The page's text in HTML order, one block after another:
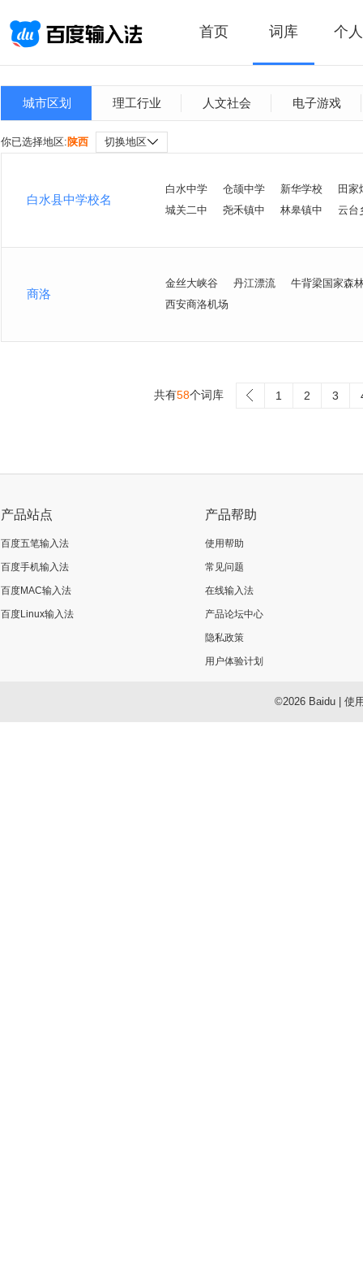
首页 词库 个
城市区划 理工行业 人文社会 电子游戏
你已选择地区: 陕西 切换地区
白水县中学校名
白水中学 仓颉中学 新华学校
田家
城关二中
尧禾镇中 林皋镇中 云台
商洛
金丝大峡谷 丹江漂流
牛背梁国家森
西安商洛机场
共有58个词库 1 2 3
产品站点
百度五笔输入法
百度手机输入法
百度MAC输入法
百度Linux输入法
产品帮助
使用帮助
常见问题
在线输入法
产品论坛中心
隐私政策
用户体验计划
©2026 Baidu| 使